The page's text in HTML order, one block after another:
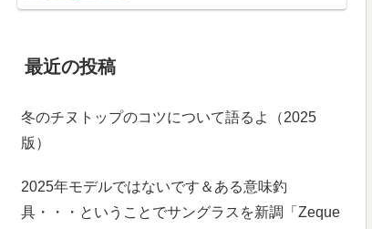
最近の投稿
冬のチヌトップのコツについて語るよ（2025
版）
2025年モデルではないです＆ある意味釣
具・・・ということでサングラスを新調「Zeque